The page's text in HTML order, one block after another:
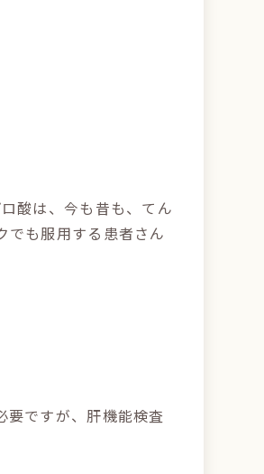
酸は、今も昔も、てん
でも服用する患者さん
要ですが、肝機能検査